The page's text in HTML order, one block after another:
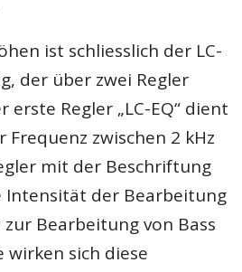
ist schliesslich der LC-
der über zwei Regler
Regler „LC-EQ“ dient
zwischen 2 kHz
mit der Beschriftung
Intensität der Bearbeitung
Bearbeitung von Bass
wirken sich diese